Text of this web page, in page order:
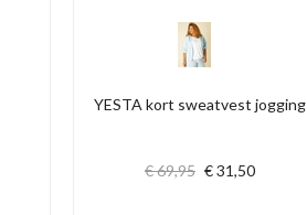
YESTA kort sweatvest jogging
€ 69,95 € 31,50